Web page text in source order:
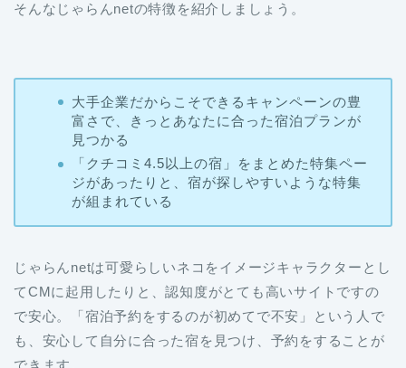
そんなじゃらんnetの特徴を紹介しましょう。
大手企業だからこそできるキャンペーンの豊
富さで、きっとあなたに合った宿泊プランが
見つかる
「クチコミ4.5以上の宿」をまとめた特集ペー
ジがあったりと、宿が探しやすいような特集
が組まれている
じゃらんnetは可愛らしいネコをイメージキャラクターとし
てCMに起用したりと、認知度がとても高いサイトですの
で安心。「宿泊予約をするのが初めてで不安」という人で
も、安心して自分に合った宿を見つけ、予約をすることが
できます。